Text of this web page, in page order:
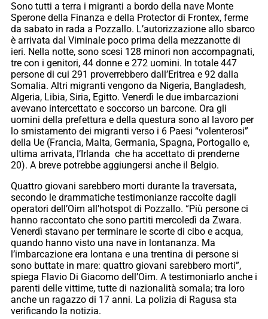
Sono tutti a terra i migranti a bordo della nave Monte
Sperone della Finanza e della Protector di Frontex, ferme
da sabato in rada a Pozzallo. L’autorizzazione allo sbarco
è arrivata dal Viminale poco prima della mezzanotte di
ieri. Nella notte, sono scesi 128 minori non accompagnati,
tre con i genitori, 44 donne e 272 uomini. In totale 447
persone di cui 291 proverrebbero dall’Eritrea e 92 dalla
Somalia. Altri migranti vengono da Nigeria, Bangladesh,
Algeria, Libia, Siria, Egitto. Venerdì le due imbarcazioni
avevano intercettato e soccorso un barcone. Ora gli
uomini della prefettura e della questura sono al lavoro per
lo smistamento dei migranti verso i 6 Paesi “volenterosi”
della Ue (Francia, Malta, Germania, Spagna, Portogallo e,
ultima arrivata, l’Irlanda che ha accettato di prenderne
20). A breve potrebbe aggiungersi anche il Belgio.
Quattro giovani sarebbero morti durante la traversata,
secondo le drammatiche testimonianze raccolte dagli
operatori dell’Oim all’hotspot di Pozzallo. “Più persone ci
hanno raccontato che sono partiti mercoledì da Zwara.
Venerdì stavano per terminare le scorte di cibo e acqua,
quando hanno visto una nave in lontananza. Ma
l’imbarcazione era lontana e una trentina di persone si
sono buttate in mare: quattro giovani sarebbero morti”,
spiega Flavio Di Giacomo dell’Oim. A testimoniarlo anche i
parenti delle vittime, tutte di nazionalità somala; tra loro
anche un ragazzo di 17 anni. La polizia di Ragusa sta
verificando la notizia.